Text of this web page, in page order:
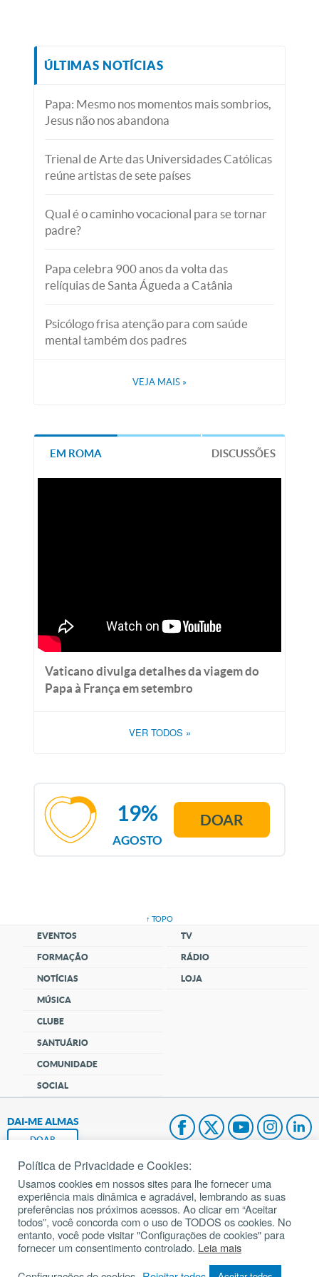
ÚLTIMAS NOTÍCIAS
Papa: Mesmo nos momentos mais sombrios,
Jesus não nos abandona
Trienal de Arte das Universidades Católicas
reúne artistas de sete países
Qual é o caminho vocacional para se tornar
padre?
Papa celebra 900 anos da volta das
relíquias de Santa Águeda a Catânia
Psicólogo frisa atenção para com saúde
mental também dos padres
VEJA MAIS »
EM ROMA DISCUSSÕES
Vaticano divulga detalhes da viagem do
Papa à França em setembro
VER TODOS »
AGOSTO
19% DOAR
↑ TOPO
EVENTOS
FORMAÇÃO
NOTÍCIAS
MÚSICA
CLUBE
SANTUÁRIO
COMUNIDADE
SOCIAL
TV
RÁDIO
LOJA
DAI-ME ALMAS
DOAR
Fundação João Paulo II
Pedido de Oração
Mapa do site
Política de Privacidade e Cookies:
Usamos cookies em nossos sites para lhe fornecer uma
experiência mais dinâmica e agradável, lembrando as suas
preferências nos próximos acessos. Ao clicar em “Aceitar
todos”, você concorda com o uso de TODOS os cookies. No
entanto, você pode visitar "Configurações de cookies" para
fornecer um consentimento controlado. Leia mais